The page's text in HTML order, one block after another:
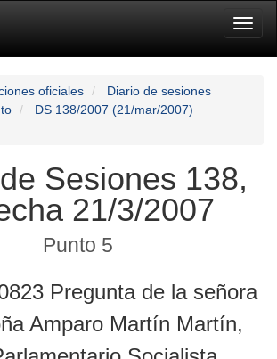
oficiales
Diario de sesiones
DS 138/2007 (21/mar/2007)
Sesiones 138,
21/3/2007
Punto 5
Pregunta de la señora
Amparo Martín Martín,